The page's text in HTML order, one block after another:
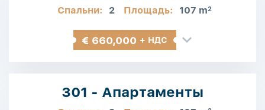
Спальни: 2 Площадь: 107 m2
€ 660,000 + НДС
301 - Апартаменты